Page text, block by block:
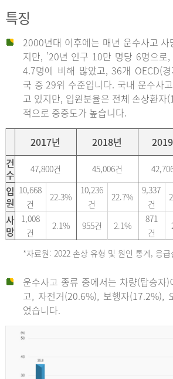
특징
2000년대 이후에는 매년 운수사고 사
지만, ’20년 인구 10만 명당 6명으로
4.7명에 비해 많았고, 36개 OECD(
국 중 29위 수준입니다. 국내 운수사
고 있지만, 입원분율은 전체 손상환자
적으로 중증도가 높습니다.
2017년 2018년
건
수
47,800건 45,006건
입
원
10,668
건
22.3%
10,236
건
22.7%
9,337
건
사
망
1,008
건
2.1% 955건 2.1%
871
건
*자료원: 2022 손상 유형 및 원인 통계, 응
운수사고 종류 중에서는 차량(탑승자
고, 자전거(20.6%), 보행자(17.2%),
었습니다.